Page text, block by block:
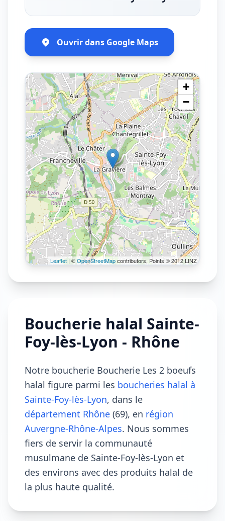
Ouvrir dans Google Maps
+
−
Leaflet | ©OpenStreetMapcontributors, Points © 2012 LINZ
Boucherie halal Sainte-
Foy-lès-Lyon - Rhône
Notre boucherie Boucherie Les 2 boeufs
halal figure parmi les boucheries halal à
Sainte-Foy-lès-Lyon, dans le
département Rhône (69), en région
Auvergne-Rhône-Alpes. Nous sommes
fiers de servir la communauté
musulmane de Sainte-Foy-lès-Lyon et
des environs avec des produits halal de
la plus haute qualité.